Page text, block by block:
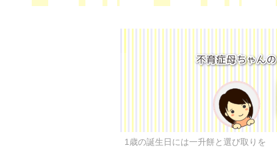
1歳の誕生日には一升餅と選び取りを